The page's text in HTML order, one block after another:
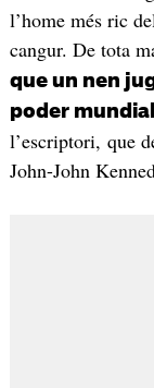
l’home més ric
cangur. De tota
que un nen
poder mundial
l’escriptori, que
John-John